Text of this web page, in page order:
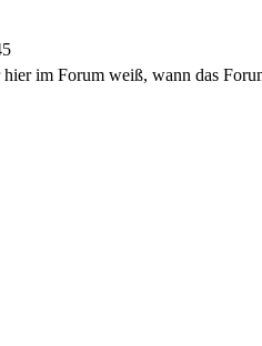
hier im Forum weiß, wann das